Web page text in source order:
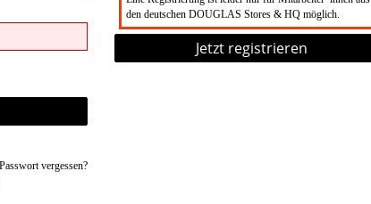
den deutschen DOUGLAS Stores & HQ möglich.
Jetzt registrieren
vergessen?